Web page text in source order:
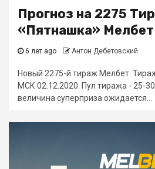
Прогноз на 2275
«Пятнашка» Мелбет
6 лет ago Антон Дебетовский
Новый 2275-й тираж Мелбет.
МСК 02.12.2020. Пул тиража - 25-
величина суперприза ожидается...